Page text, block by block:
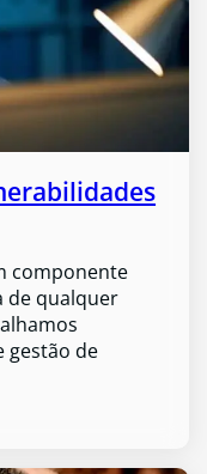
componente
de qualquer
gestão de